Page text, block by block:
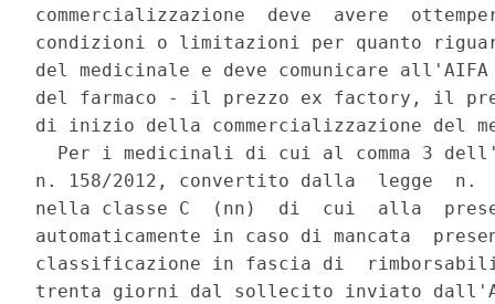
commercializzazione  deve  avere
condizioni o limitazioni per quanto
del medicinale e deve comunicare
del farmaco - il prezzo ex factory, il
di inizio della commercializzazione del
Per i medicinali di cui al comma 3
n. 158/2012, convertito dalla  legge  n.
nella classe C  (nn)  di  cui  alla
automaticamente in caso di mancata
classificazione in fascia di
trenta giorni dal sollecito inviato